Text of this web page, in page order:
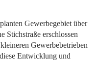
Gewerbegebiet über
Stichstraße erschlossen
Gewerbebetrieben
Entwicklung und